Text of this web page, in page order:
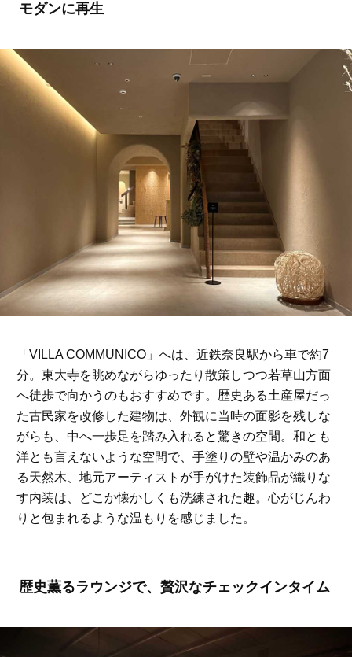
モダンに再生
「VILLA COMMUNICO」へは、近鉄奈良駅から車で約7
分。東大寺を眺めながらゆったり散策しつつ若草山方面
へ徒歩で向かうのもおすすめです。歴史ある土産屋だっ
た古民家を改修した建物は、外観に当時の面影を残しな
がらも、中へ一歩足を踏み入れると驚きの空間。和とも
洋とも言えないような空間で、手塗りの壁や温かみのあ
る天然木、地元アーティストが手がけた装飾品が織りな
す内装は、どこか懐かしくも洗練された趣。心がじんわ
りと包まれるような温もりを感じました。
歴史薫るラウンジで、贅沢なチェックインタイム